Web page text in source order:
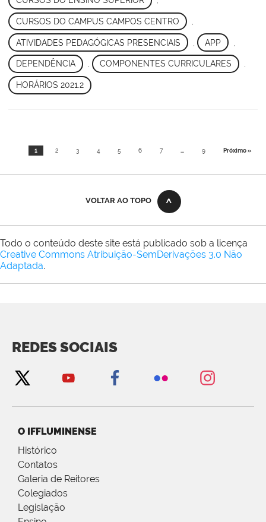
CURSOS DO CAMPUS CAMPOS CENTRO
ATIVIDADES PEDAGÓGICAS PRESENCIAIS APP
DEPENDÊNCIA , COMPONENTES CURRICULARES ,
HORÁRIOS 2021.2
1 2 3 4 5 6 7 ... 9 Próximo »
VOLTAR AO TOPO
Todo o conteúdo deste site está publicado sob a licença
Creative Commons Atribuição-SemDerivações 3.0 Não
Adaptada.
REDES SOCIAIS
O IFFLUMINENSE
Histórico
Contatos
Galeria de Reitores
Colegiados
Legislação